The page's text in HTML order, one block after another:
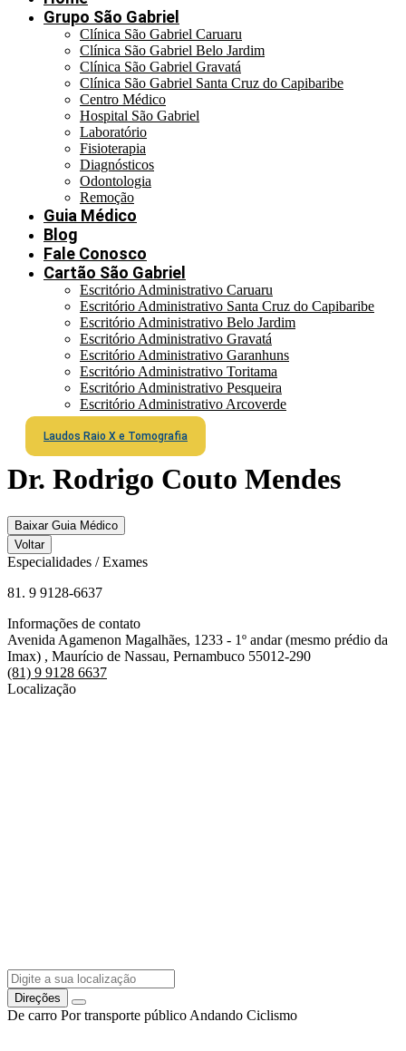
Grupo São Gabriel
Clínica São Gabriel Caruaru
Clínica São Gabriel Belo Jardim
Clínica São Gabriel Gravatá
Clínica São Gabriel Santa Cruz do Capibaribe
Centro Médico
Hospital São Gabriel
Laboratório
Fisioterapia
Diagnósticos
Odontologia
Remoção
Guia Médico
Blog
Fale Conosco
Cartão São Gabriel
Escritório Administrativo Caruaru
Escritório Administrativo Santa Cruz do Capibaribe
Escritório Administrativo Belo Jardim
Escritório Administrativo Gravatá
Escritório Administrativo Garanhuns
Escritório Administrativo Toritama
Escritório Administrativo Pesqueira
Escritório Administrativo Arcoverde
Laudos Raio X e Tomografia
Dr. Rodrigo Couto Mendes
Baixar Guia Médico
Voltar
Especialidades / Exames
81. 9 9128-6637
Informações de contato
Avenida Agamenon Magalhães, 1233 - 1º andar (mesmo prédio da
Imax) , Maurício de Nassau, Pernambuco 55012-290
(81) 9 9128 6637
Localização
Direções
De carro Por transporte público Andando Ciclismo